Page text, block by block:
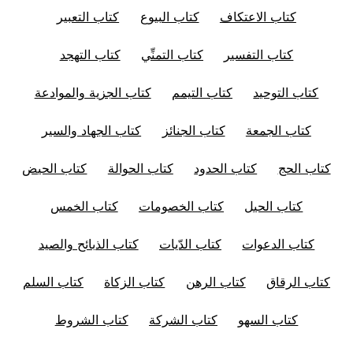
كتاب الاعتكاف كتاب البيوع كتاب التعبير
كتاب التفسير كتاب التمنِّي كتاب التهجد
كتاب التوحيد كتاب التيمم كتاب الجزية والموادعة
كتاب الجمعة كتاب الجنائز كتاب الجهاد والسير
كتاب الحج كتاب الحدود كتاب الحوالة كتاب الحيض
كتاب الحيل كتاب الخصومات كتاب الخمس
كتاب الدعوات كتاب الدّيات كتاب الذبائح والصيد
كتاب الرقاق كتاب الرهن كتاب الزكاة كتاب السلم
كتاب السهو كتاب الشركة كتاب الشروط